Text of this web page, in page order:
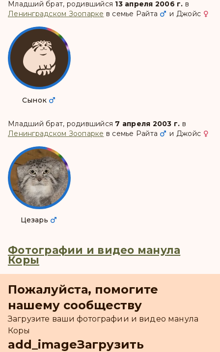
Младший брат, родившийся 13 апреля 2006 г. в
Ленинградском Зоопарке в семье Райта и Джойс
Сынок
Младший брат, родившийся 7 апреля 2003 г. в
Ленинградском Зоопарке в семье Райта и Джойс
Цезарь
Фотографии и видео манула
Коры
Пожалуйста, помогите
нашему сообществу
Загрузите ваши фотографии и видео манула
Коры
add_imageЗагрузить